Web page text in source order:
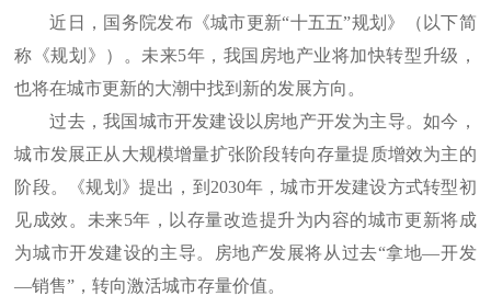
近日，国务院发布《城市更新“十五五”规划》（以下简
称《规划》）。未来5年，我国房地产业将加快转型升级，
也将在城市更新的大潮中找到新的发展方向。
过去，我国城市开发建设以房地产开发为主导。如今，
城市发展正从大规模增量扩张阶段转向存量提质增效为主的
阶段。《规划》提出，到2030年，城市开发建设方式转型初
见成效。未来5年，以存量改造提升为内容的城市更新将成
为城市开发建设的主导。房地产发展将从过去“拿地—开发
—销售”，转向激活城市存量价值。